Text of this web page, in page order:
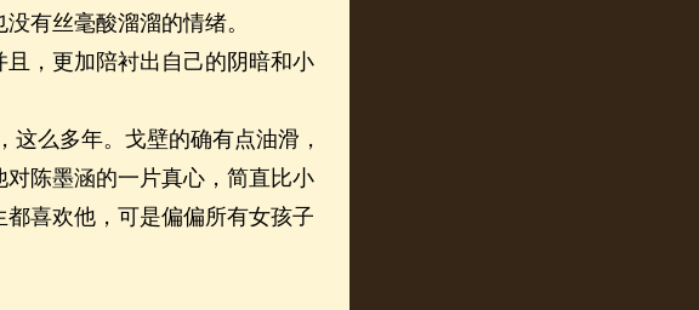
有丝毫酸溜溜的情绪。
，更加陪衬出自己的阴暗和小
么多年。戈壁的确有点油滑，
陈墨涵的一片真心，简直比小
喜欢他，可是偏偏所有女孩子